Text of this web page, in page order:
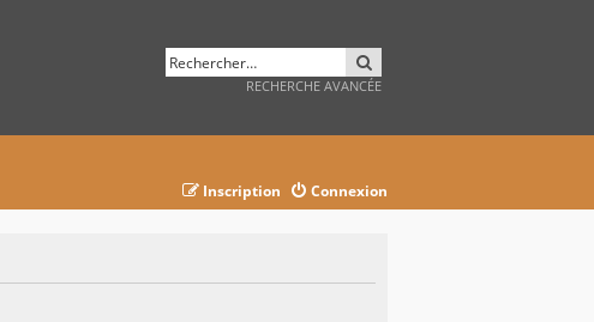
RECHERCHE AVANCÉE
Connexion
Inscription